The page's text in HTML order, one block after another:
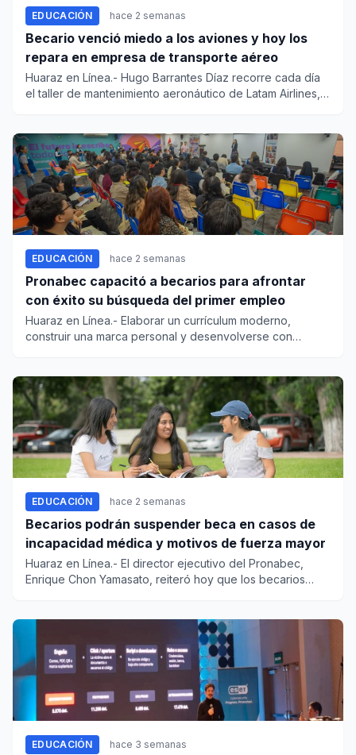
EDUCACIÓN hace 2 semanas
Becario venció miedo a los aviones y hoy los
repara en empresa de transporte aéreo
Huaraz en Línea.- Hugo Barrantes Díaz recorre cada día
el taller de mantenimiento aeronáutico de Latam Airlines,
EDUCACIÓN hace 2 semanas
Pronabec capacitó a becarios para afrontar
con éxito su búsqueda del primer empleo
Huaraz en Línea.- Elaborar un currículum moderno,
construir una marca personal y desenvolverse con
EDUCACIÓN hace 2 semanas
Becarios podrán suspender beca en casos de
incapacidad médica y motivos de fuerza mayor
Huaraz en Línea.- El director ejecutivo del Pronabec,
Enrique Chon Yamasato, reiteró hoy que los becarios
EDUCACIÓN hace 3 semanas